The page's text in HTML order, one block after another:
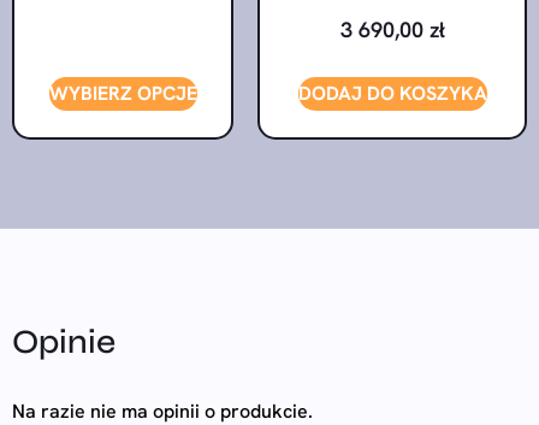
WYBIERZ OPCJE
3 690,00 zł
DODAJ DO KOSZYKA
Opinie
Na razie nie ma opinii o produkcie.